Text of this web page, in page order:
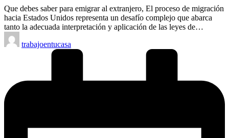
Que debes saber para emigrar al extranjero, El proceso de migración
hacia Estados Unidos representa un desafío complejo que abarca
tanto la adecuada interpretación y aplicación de las leyes de…
Publicado
por
trabajoentucasa